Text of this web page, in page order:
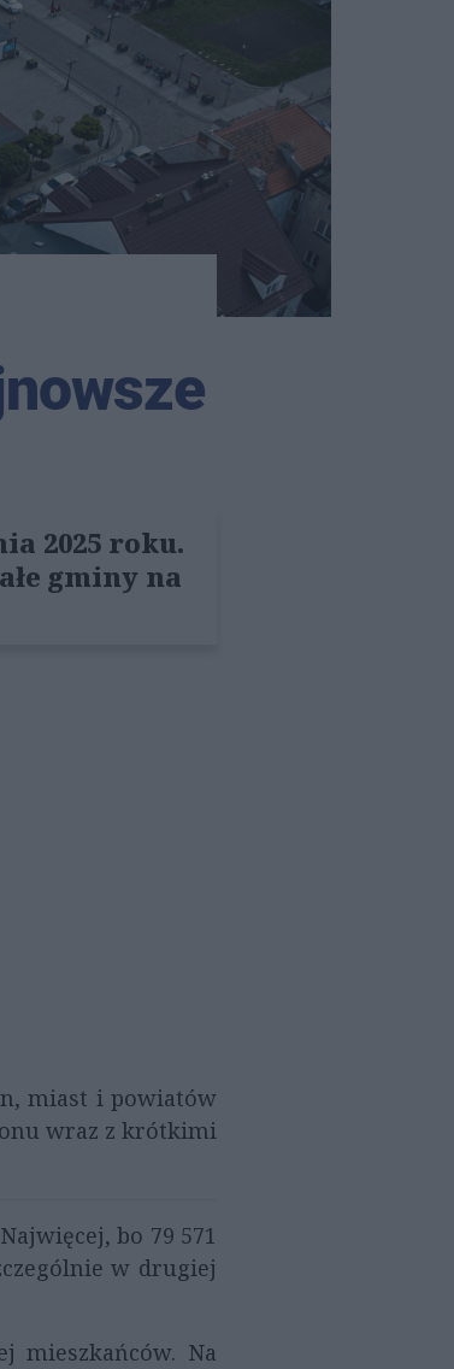
2025 roku.
gminy na
miast i powiatów
wraz z krótkimi
bo 79 571
w drugiej
mieszkańców. Na